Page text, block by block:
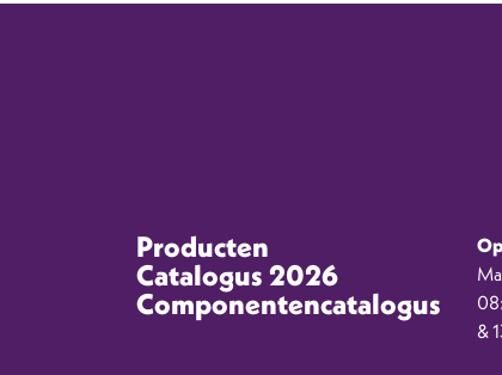
Producten
Catalogus 2026
Componentencatalogus
&